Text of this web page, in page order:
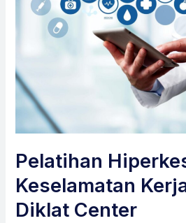
Pelatihan
Keselamatan
Diklat Center